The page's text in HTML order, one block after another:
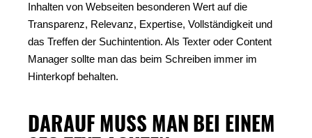
Inhalten von Webseiten besonderen Wert auf die
Transparenz, Relevanz, Expertise, Vollständigkeit und
das Treffen der Suchintention. Als Texter oder Content
Manager sollte man das beim Schreiben immer im
Hinterkopf behalten.
DARAUF MUSS MAN BEI EINEM